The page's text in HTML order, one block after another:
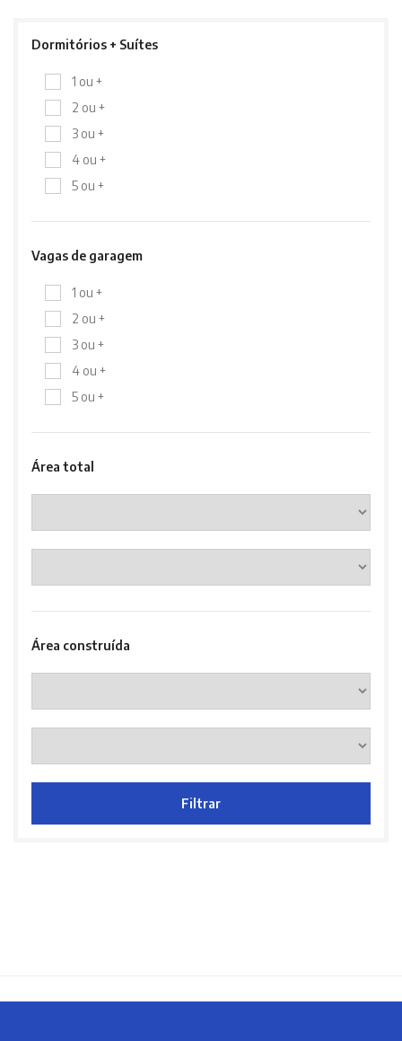
Dormitórios + Suítes
1 ou +
2 ou +
3 ou +
4 ou +
5 ou +
Vagas de garagem
1 ou +
2 ou +
3 ou +
4 ou +
5 ou +
Área total
Área construída
Filtrar